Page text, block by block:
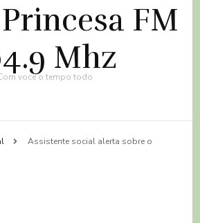
FM
Mhz
você o tempo todo
Assistente social alerta sobre o